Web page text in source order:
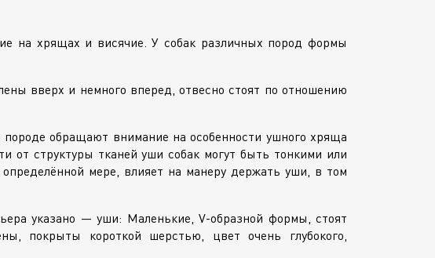
на хрящах и висячие. У собак различных пород формы
вверх и немного вперед, отвесно стоят по отношению
обращают внимание на особенности ушного хряща
от структуры тканей уши собак могут быть тонкими или
мере, влияет на манеру держать уши, в том
указано — уши: Маленькие,V-образной формы, стоят
покрыты короткой шерстью, цвет очень глубокого,